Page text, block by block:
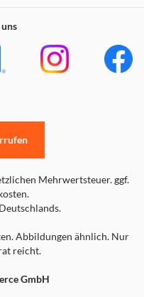
Mehrwertsteuer. ggf.
Abbildungen ähnlich. Nur
reicht.
GmbH